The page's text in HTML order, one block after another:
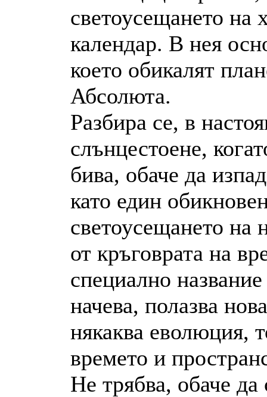
светоусещането на
календар. В нея
което обикалят
Абсолюта.
Разбира се, в
слънцестоене,
бива, обаче да
като един
светоусещането на
от кръговрата на
специално
начева, полазва
някаква еволюция,
времето и
Не трябва, обаче